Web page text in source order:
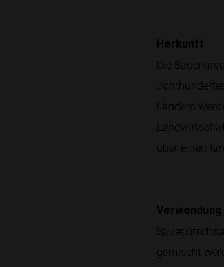
Herkunft
Die
Ländern
über einen
Verwendung
gemischt